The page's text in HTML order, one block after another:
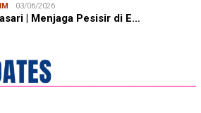
03/06/2026
| Menjaga Pesisir di E…